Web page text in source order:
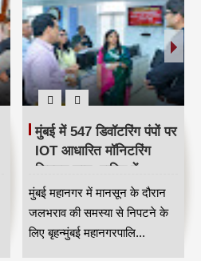
मुंबई में 547 डिवॉटरिंग पंपों पर
IOT आधारित मॉनिटरिंग
सिस्टम लागू, बारिश में
जलभराव नियंत्रण होगा
अधिक प्रभावी
मुंबई महानगर में मानसून के दौरान
जलभराव की समस्या से निपटने के
लिए बृहन्मुंबई महानगरपालि...